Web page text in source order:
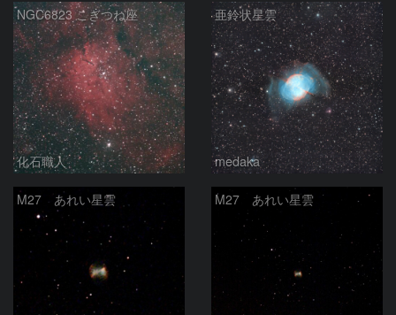
NGC6823 こぎつね座
化石職人
亜鈴状星雲
medaka
M27 あれい星雲 M27 あれい星雲